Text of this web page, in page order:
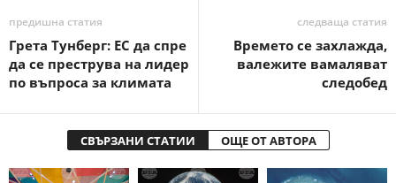
предишна статия
Грета Тунберг: ЕС да спре
да се преструва на лидер
по въпроса за климата
следваща статия
Времето се захлажда,
валежите вамаляват
следобед
СВЪРЗАНИ СТАТИИ ОЩЕ ОТ АВТОРА